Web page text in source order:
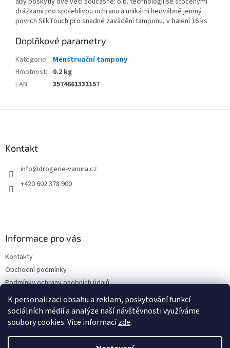
K personalizaci obsahu a reklam, poskytování funkcí
sociálních médií a analýze naší návštěvnosti využíváme
soubory cookies. Více informacízde.
drážkami pro spolehlivou ochranu a unikátní hedvábně jemný
povrch SilkTouch pro snadné zavádění tamponu, v balení 16 ks
Doplňkové parametry
Kategorie: Menstruační tampony
Hmotnost:
0.2 kg
EAN: 3574661331157
Kontakt
info@drogerie-vanura.cz
+420 602 378 900
Informace pro vás
Kontakty
Obchodní podmínky
Podmínky ochrany osobních údajů
Dodací a platební podmínky